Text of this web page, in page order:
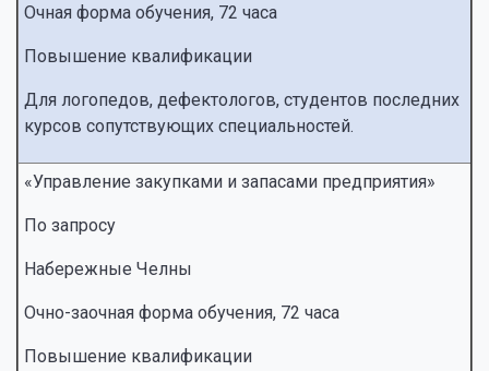
Очная форма обучения, 72 часа
Повышение квалификации
Для логопедов, дефектологов, студентов последних
курсов сопутствующих специальностей.
«Управление закупками и запасами предприятия»
По запросу
Набережные Челны
Очно-заочная форма обучения, 72 часа
Повышение квалификации